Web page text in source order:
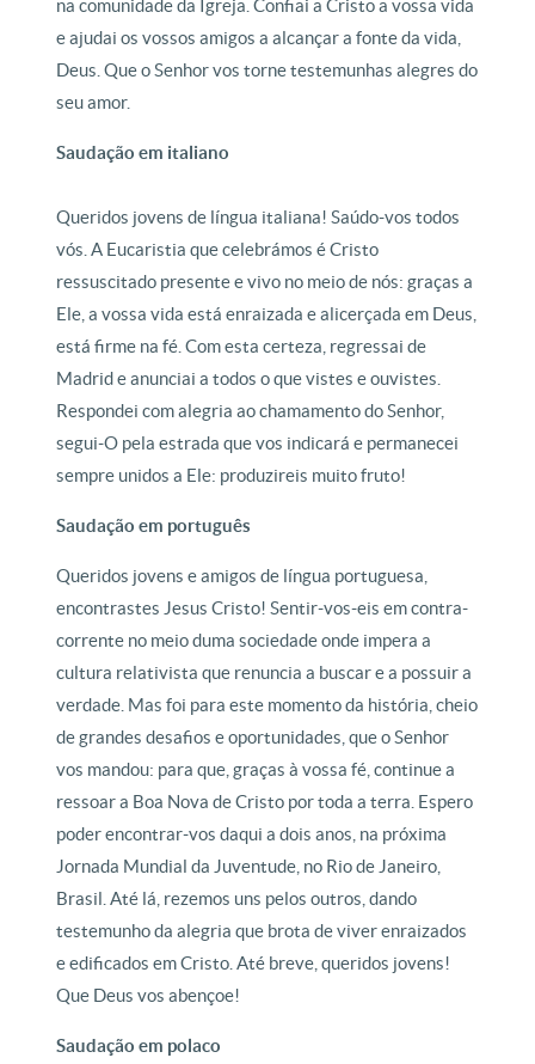
na comunidade da Igreja. Confiai a Cristo a vossa vida
e ajudai os vossos amigos a alcançar a fonte da vida,
Deus. Que o Senhor vos torne testemunhas alegres do
seu amor.
Saudação em italiano
Queridos jovens de língua italiana! Saúdo-vos todos
vós. A Eucaristia que celebrámos é Cristo
ressuscitado presente e vivo no meio de nós: graças a
Ele, a vossa vida está enraizada e alicerçada em Deus,
está firme na fé. Com esta certeza, regressai de
Madrid e anunciai a todos o que vistes e ouvistes.
Respondei com alegria ao chamamento do Senhor,
segui-O pela estrada que vos indicará e permanecei
sempre unidos a Ele: produzireis muito fruto!
Saudação em português
Queridos jovens e amigos de língua portuguesa,
encontrastes Jesus Cristo! Sentir-vos-eis em contra-
corrente no meio duma sociedade onde impera a
cultura relativista que renuncia a buscar e a possuir a
verdade. Mas foi para este momento da história, cheio
de grandes desafios e oportunidades, que o Senhor
vos mandou: para que, graças à vossa fé, continue a
ressoar a Boa Nova de Cristo por toda a terra. Espero
poder encontrar-vos daqui a dois anos, na próxima
Jornada Mundial da Juventude, no Rio de Janeiro,
Brasil. Até lá, rezemos uns pelos outros, dando
testemunho da alegria que brota de viver enraizados
e edificados em Cristo. Até breve, queridos jovens!
Que Deus vos abençoe!
Saudação em polaco